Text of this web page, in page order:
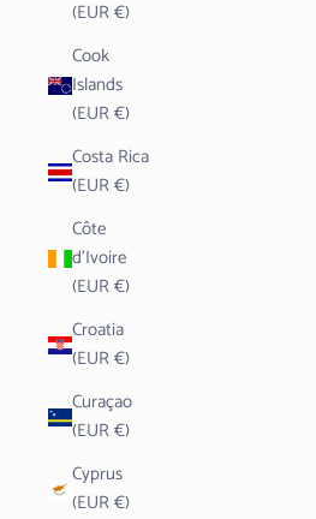
(EUR €)
Cook
Islands
(EUR €)
Costa Rica
(EUR €)
Côte
d’Ivoire
(EUR €)
Croatia
(EUR €)
Curaçao
(EUR €)
Cyprus
(EUR €)